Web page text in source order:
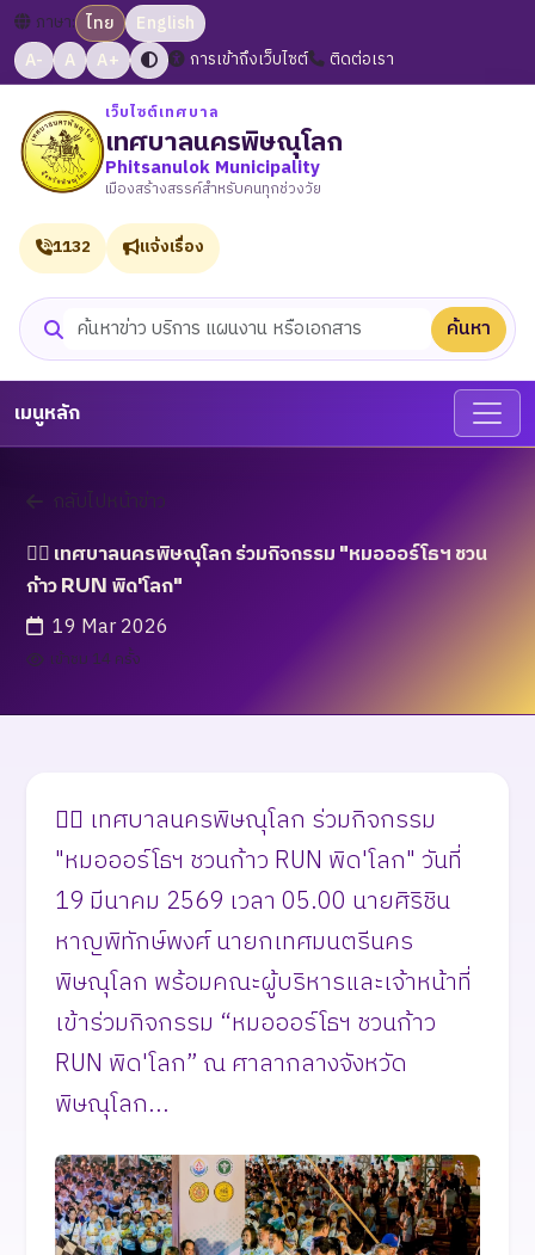
ภาษา: ไทย
English
A-
A A+ การเข้าถึงเว็บไซต์ ติดต่อเรา
เว็บไซต์เทศบาล
เทศบาลนครพิษณุโลก
Phitsanulok Municipality
เมืองสร้างสรรค์สำหรับคนทุกช่วงวัย
ค้นหาเว็บไซต์ ค้นหา
1132 แจ้งเรื่อง
เมนูหลัก
กลับไปหน้าข่าว
🏃‍♂️ เทศบาลนครพิษณุโลก ร่วมกิจกรรม "หมอออร์โธฯ ชวน
ก้าว RUN พิด'โลก"
19 Mar 2026
เข้าชม 14 ครั้ง
🏃‍♂️ เทศบาลนครพิษณุโลก ร่วมกิจกรรม
"หมอออร์โธฯ ชวนก้าว RUN พิด'โลก" วันที่
19 มีนาคม 2569 เวลา 05.00 นายศิริชิน
หาญพิทักษ์พงศ์ นายกเทศมนตรีนคร
พิษณุโลก พร้อมคณะผู้บริหารและเจ้าหน้าที่
เข้าร่วมกิจกรรม “หมอออร์โธฯ ชวนก้าว
RUN พิด'โลก” ณ ศาลากลางจังหวัด
พิษณุโลก...